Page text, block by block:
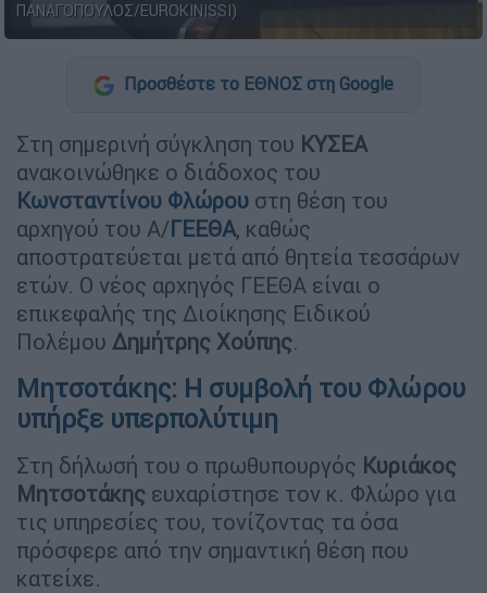
ΠΑΝΑΓΟΠΟΥΛΟΣ/EUROKINISSI)
Προσθέστε το ΕΘΝΟΣ στη Google
Στη σημερινή σύγκληση του ΚΥΣΕΑ
ανακοινώθηκε ο διάδοχος του
Κωνσταντίνου Φλώρου στη θέση του
αρχηγού του Α/ΓΕΕΘΑ, καθώς
αποστρατεύεται μετά από θητεία τεσσάρων
ετών. Ο νέος αρχηγός ΓΕΕΘΑ είναι ο
επικεφαλής της Διοίκησης Ειδικού
Πολέμου Δημήτρης Χούπης.
Μητσοτάκης: Η συμβολή του Φλώρου
υπήρξε υπερπολύτιμη
Στη δήλωσή του ο πρωθυπουργός Κυριάκος
Μητσοτάκης ευχαρίστησε τον κ. Φλώρο για
τις υπηρεσίες του, τονίζοντας τα όσα
πρόσφερε από την σημαντική θέση που
κατείχε.